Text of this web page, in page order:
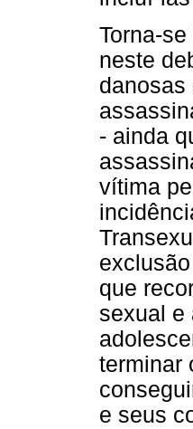
Torna-
neste
- ainda
vítima
que
sexual e
terminar
e seus